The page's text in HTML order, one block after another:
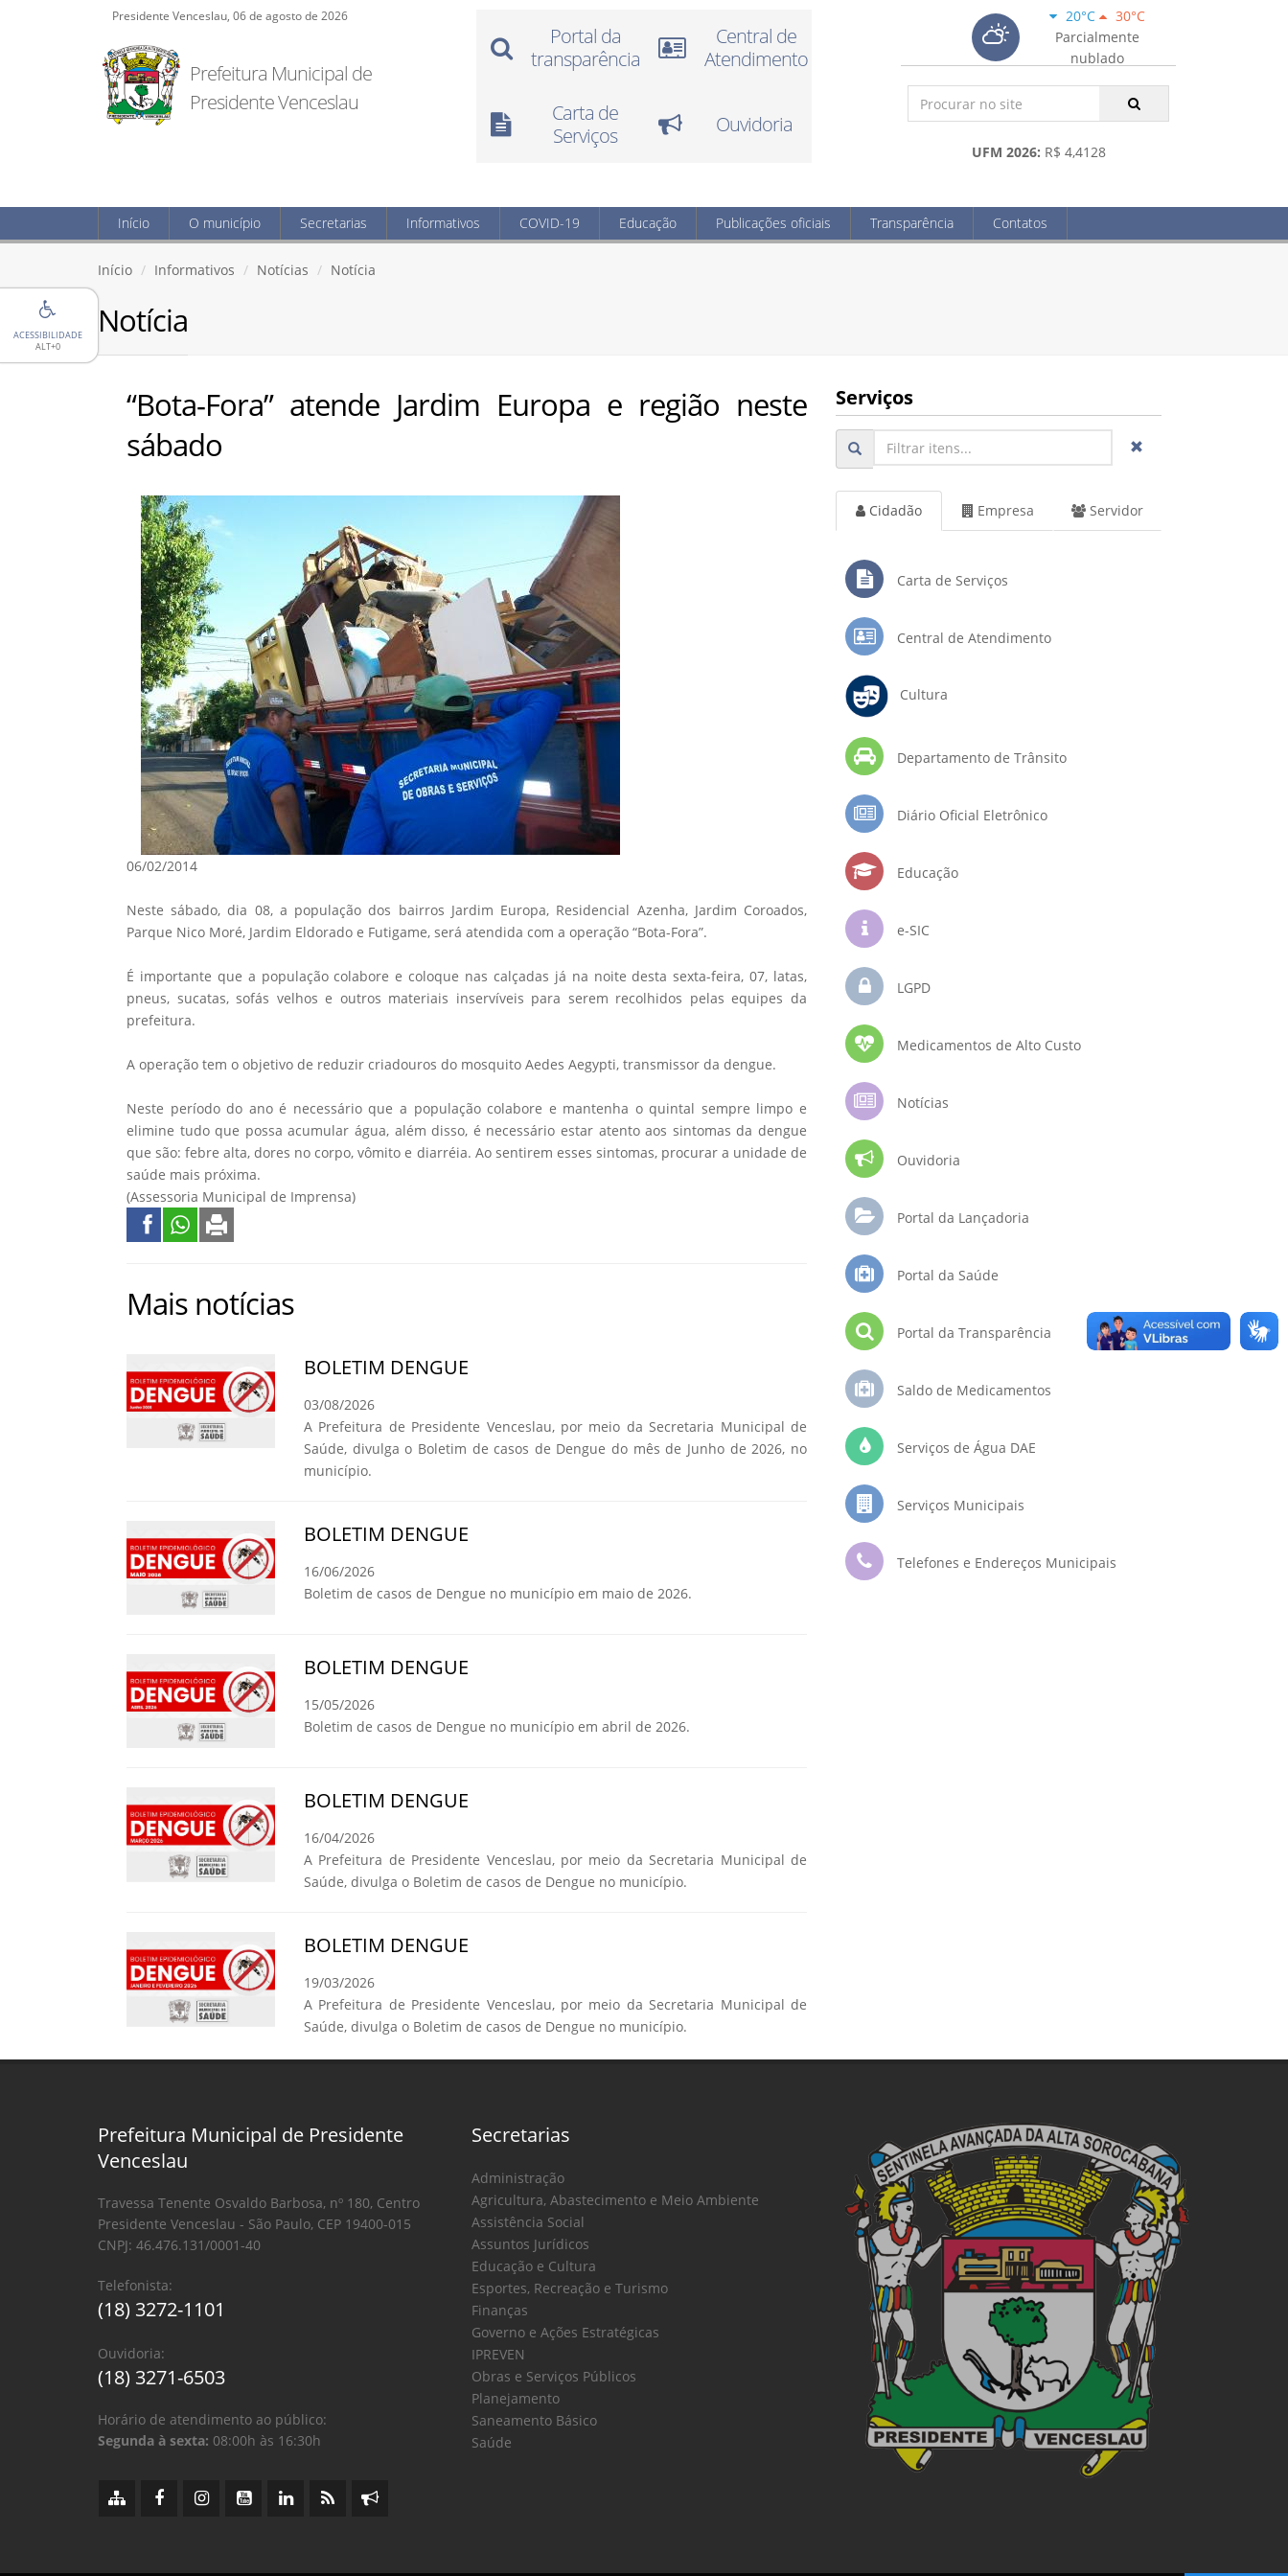
ACESSIBILIDADE
ALT+0
Presidente Venceslau, 06 de agosto de 2026
Prefeitura Municipal de
Presidente Venceslau
Portal da
transparência
Central de
Atendimento
Carta de
Serviços
Ouvidoria
20°C
30°C
Parcialmente
nublado
UFM 2026: R$ 4,4128
Início O município Secretarias Informativos COVID-19 Educação Publicações oficiais Transparência Contatos
Início Informativos Notícias Notícia
Notícia
“Bota-Fora” atende Jardim Europa e região neste
sábado
06/02/2014
Neste sábado, dia 08, a população dos bairros Jardim Europa, Residencial Azenha, Jardim Coroados,
Parque Nico Moré, Jardim Eldorado e Futigame, será atendida com a operação “Bota-Fora”.
É importante que a população colabore e coloque nas calçadas já na noite desta sexta-feira, 07, latas,
pneus, sucatas, sofás velhos e outros materiais inservíveis para serem recolhidos pelas equipes da
prefeitura.
A operação tem o objetivo de reduzir criadouros do mosquito Aedes Aegypti, transmissor da dengue.
Neste período do ano é necessário que a população colabore e mantenha o quintal sempre limpo e
elimine tudo que possa acumular água, além disso, é necessário estar atento aos sintomas da dengue
que são: febre alta, dores no corpo, vômito e diarréia. Ao sentirem esses sintomas, procurar a unidade de
saúde mais próxima.
(Assessoria Municipal de Imprensa)
Mais notícias
BOLETIM DENGUE
03/08/2026
A Prefeitura de Presidente Venceslau, por meio da Secretaria Municipal de
Saúde, divulga o Boletim de casos de Dengue do mês de Junho de 2026, no
município.
BOLETIM DENGUE
16/06/2026
Boletim de casos de Dengue no município em maio de 2026.
BOLETIM DENGUE
15/05/2026
Boletim de casos de Dengue no município em abril de 2026.
BOLETIM DENGUE
16/04/2026
A Prefeitura de Presidente Venceslau, por meio da Secretaria Municipal de
Saúde, divulga o Boletim de casos de Dengue no município.
BOLETIM DENGUE
19/03/2026
A Prefeitura de Presidente Venceslau, por meio da Secretaria Municipal de
Saúde, divulga o Boletim de casos de Dengue no município.
Serviços
Cidadão Empresa Servidor
Carta de Serviços
Central de Atendimento
Cultura
Departamento de Trânsito
Diário Oficial Eletrônico
Educação
e-SIC
LGPD
Medicamentos de Alto Custo
Notícias
Ouvidoria
Portal da Lançadoria
Portal da Saúde
Portal da Transparência
Saldo de Medicamentos
Serviços de Água DAE
Serviços Municipais
Telefones e Endereços Municipais
Prefeitura Municipal de Presidente
Venceslau
Travessa Tenente Osvaldo Barbosa, nº 180, Centro
Presidente Venceslau - São Paulo, CEP 19400-015
CNPJ: 46.476.131/0001-40
Telefonista:
(18) 3272-1101
Ouvidoria:
(18) 3271-6503
Horário de atendimento ao público:
Segunda à sexta: 08:00h às 16:30h
Secretarias
Administração
Agricultura, Abastecimento e Meio Ambiente
Assistência Social
Assuntos Jurídicos
Educação e Cultura
Esportes, Recreação e Turismo
Finanças
Governo e Ações Estratégicas
IPREVEN
Obras e Serviços Públicos
Planejamento
Saneamento Básico
Saúde